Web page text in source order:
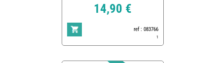
14,90 €
ref : 083766
1